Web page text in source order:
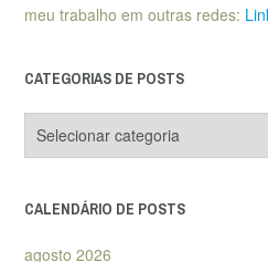
meu trabalho em outras redes:
CATEGORIAS DE POSTS
de
CALENDÁRIO DE POSTS
agosto 2026